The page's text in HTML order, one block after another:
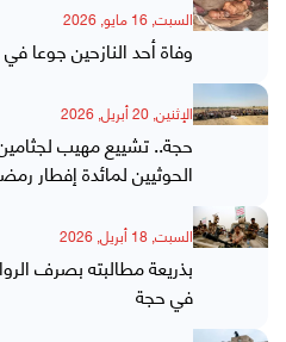
السبت, 16 مايو, 2026
وفاة أحد النازحين جوعا
الإثنين, 20 أبريل, 2026
حجة.. تشييع مهيب
الحوثيين لمائدة إفطار
السبت, 18 أبريل, 2026
بذريعة مطالبته بصرف
في حجة